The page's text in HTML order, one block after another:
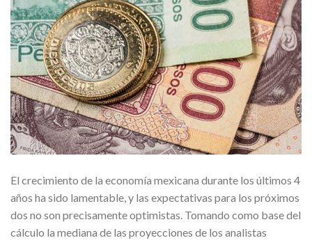
El crecimiento de la economía mexicana durante los últimos 4
años ha sido lamentable, y las expectativas para los próximos
dos no son precisamente optimistas. Tomando como base del
cálculo la mediana de las proyecciones de los analistas